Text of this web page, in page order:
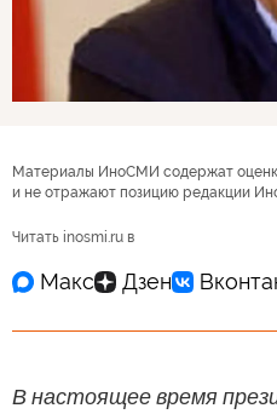
Материалы ИноСМИ содержат
и не отражают позицию редакции
Читать inosmi.ru в
В настоящее время